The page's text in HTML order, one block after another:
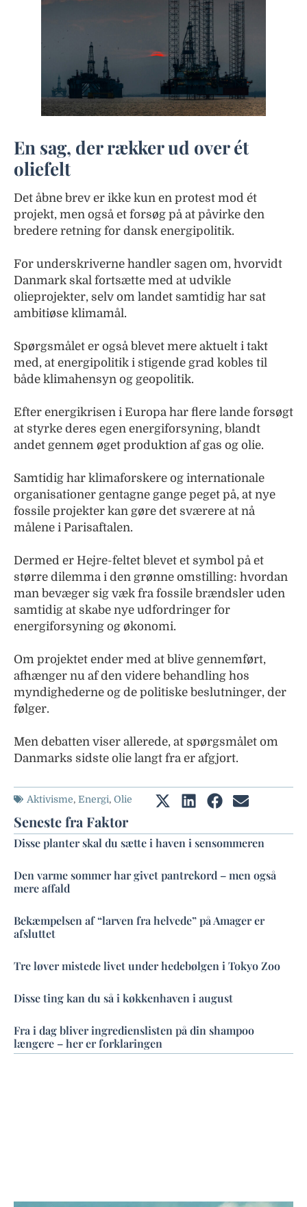
En sag, der rækker ud over ét
oliefelt
Det åbne brev er ikke kun en protest mod ét
projekt, men også et forsøg på at påvirke den
bredere retning for dansk energipolitik.
For underskriverne handler sagen om, hvorvidt
Danmark skal fortsætte med at udvikle
olieprojekter, selv om landet samtidig har sat
ambitiøse klimamål.
Spørgsmålet er også blevet mere aktuelt i takt
med, at energipolitik i stigende grad kobles til
både klimahensyn og geopolitik.
Efter energikrisen i Europa har flere lande forsøgt
at styrke deres egen energiforsyning, blandt
andet gennem øget produktion af gas og olie.
Samtidig har klimaforskere og internationale
organisationer gentagne gange peget på, at nye
fossile projekter kan gøre det sværere at nå
målene i Parisaftalen.
Dermed er Hejre-feltet blevet et symbol på et
større dilemma i den grønne omstilling: hvordan
man bevæger sig væk fra fossile brændsler uden
samtidig at skabe nye udfordringer for
energiforsyning og økonomi.
Om projektet ender med at blive gennemført,
afhænger nu af den videre behandling hos
myndighederne og de politiske beslutninger, der
følger.
Men debatten viser allerede, at spørgsmålet om
Danmarks sidste olie langt fra er afgjort.
Aktivisme, Energi, Olie
Seneste fra Faktor
Disse planter skal du sætte i haven i sensommeren
Den varme sommer har givet pantrekord – men også
mere affald
Bekæmpelsen af “larven fra helvede” på Amager er
afsluttet
Tre løver mistede livet under hedebølgen i Tokyo Zoo
Disse ting kan du så i køkkenhaven i august
Fra i dag bliver ingredienslisten på din shampoo
længere – her er forklaringen